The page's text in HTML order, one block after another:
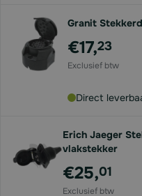
Granit
€17,23
Direct
Erich Jaeger
vlakstekker
€25,01